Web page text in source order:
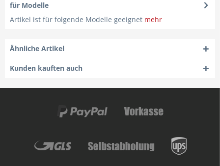
für Modelle
Artikel ist für folgende Modelle geeignet mehr
Ähnliche Artikel
Kunden kauften auch